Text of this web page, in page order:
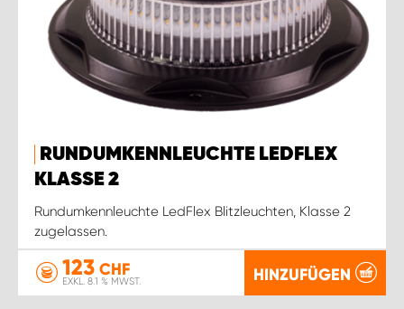
RUNDUMKENNLEUCHTE LEDFLEX
KLASSE 2
Rundumkennleuchte LedFlex Blitzleuchten, Klasse 2
zugelassen.
123 CHF
EXKL. 8.1 % MWST. HINZUFÜGEN